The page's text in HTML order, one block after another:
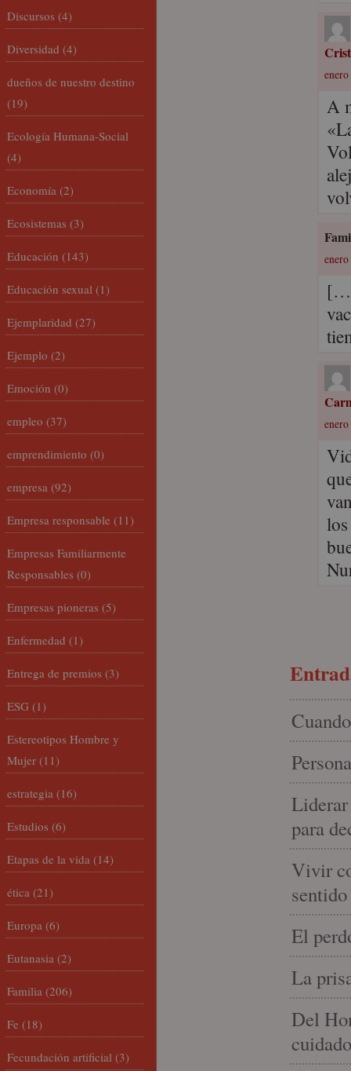
A
para
Vivir
El
La
Del
cuidado
Discursos (4)
Diversidad (4)
dueños de nuestro destino
(19)
Ecología Humana-Social
(4)
Economía (2)
Ecosistemas (3)
Educación (143)
Educación sexual (1)
Ejemplaridad (27)
Ejemplo (2)
Emoción (0)
empleo (37)
emprendimiento (0)
empresa (92)
Empresa responsable (11)
Empresas Familiarmente
Responsables (0)
Empresas pioneras (5)
Enfermedad (1)
Entrega de premios (3)
ESG (1)
Estereotipos Hombre y
Mujer (11)
estrategia (16)
Estudios (6)
Etapas de la vida (14)
ética (21)
Europa (6)
Eutanasia (2)
Familia (206)
Fe (18)
Fecundación artificial (3)